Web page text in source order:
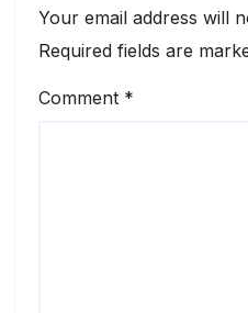
Your email address will
Required fields are
Comment *